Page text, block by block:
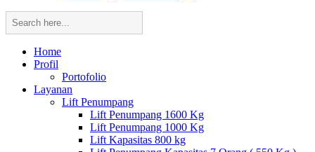
Home
Profil
Portofolio
Layanan
Lift Penumpang
Lift Penumpang 1600 Kg
Lift Penumpang 1000 Kg
Lift Kapasitas 800 kg